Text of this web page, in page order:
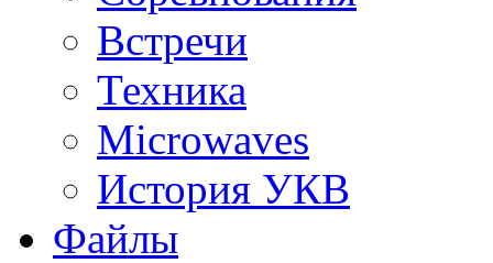
Встречи
Техника
Microwaves
История УКВ
Файлы